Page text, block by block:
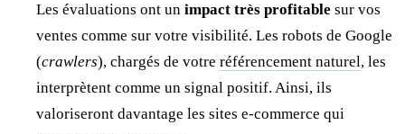
Les évaluations ont un impact très profitable sur vos
ventes comme sur votre visibilité. Les robots de Google
(crawlers), chargés de votre référencement naturel, les
interprètent comme un signal positif. Ainsi, ils
valoriseront davantage les sites e-commerce qui